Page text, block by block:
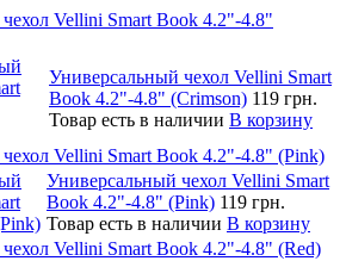
Vellini Smart Book 4.2"-4.8"
Универсальный чехол Vellini Smart
Book 4.2"-4.8" (Crimson) 119 грн.
Товар есть в наличии В корзину
Vellini Smart Book 4.2"-4.8" (Pink)
Универсальный чехол Vellini Smart
Book 4.2"-4.8" (Pink) 119 грн.
Товар есть в наличии В корзину
Vellini Smart Book 4.2"-4.8" (Red)